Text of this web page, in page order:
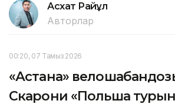
Асхат Райқұл
Авторлар
00:20, 07 Тамыз 2026
«Астана»
Скарони «Польша